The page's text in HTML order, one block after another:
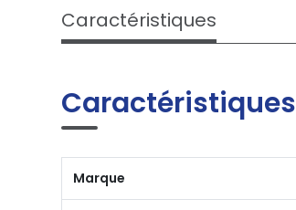
Caractéristiques
Caractéristiques
Marque